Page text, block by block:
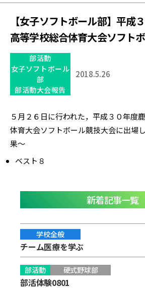
高
校
【女子ソフトボール部】平成
高等学校総合体育大会ソフト
部活動
女子ソフトボール
部
部活動大会報告
2018.5.26
５月２６日に行われた，平成３０年度
体育大会ソフトボール競技大会に出
果～
ベスト８
新着記事一覧
学校全般
チーム医療を学ぶ
部活動 硬式野球部
部活体験0801